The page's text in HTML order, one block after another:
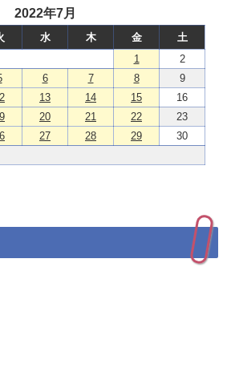
2022年7月
水 木 金
土
1
2
6 7 8
9
13 14 15
16
20 21 22
23
27 28 29
30